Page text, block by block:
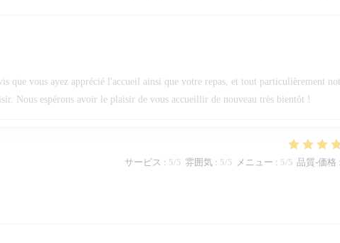
que vous ayez apprécié l'accueil ainsi que votre repas, et tout particulièrement
Nous espérons avoir le plaisir de vous accueillir de nouveau très bientôt !
サービス : 5/5 雰囲気: 5/5 メニュー : 5/5 品質-価格 :